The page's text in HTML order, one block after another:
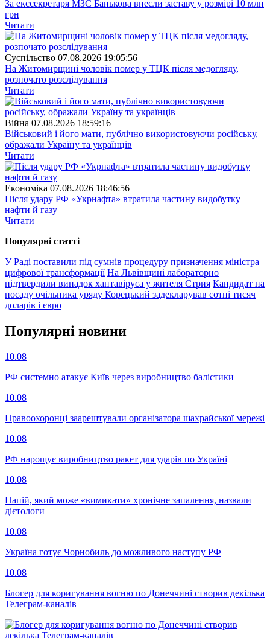
За екссекретаря МЗС Банькова внесли заставу у розмірі 10 млн
грн
Читати
Суспiльство 07.08.2026 19:05:56
На Житомирщині чоловік помер у ТЦК після медогляду,
розпочато розслідування
Читати
Війна 07.08.2026 18:59:16
Військовий і його мати, публічно використовуючи російську,
ображали Україну та українців
Читати
Економіка 07.08.2026 18:46:56
Після удару РФ «Укрнафта» втратила частину видобутку
нафти й газу
Читати
Популярнi статтi
У Раді поставили під сумнів процедуру призначення міністра
цифрової трансформації На Львівщині лабораторно
підтвердили випадок хантавіруса у жителя Стрия Кандидат на
посаду очільника уряду Корецький задекларував сотні тисяч
доларів і євро
Популярнi новини
10.08
РФ системно атакує Київ через виробництво балістики
10.08
Правоохоронці заарештували організатора шахрайської мережі
10.08
РФ нарощує виробництво ракет для ударів по Україні
10.08
Напій, який може «вимикати» хронічне запалення, назвали
дієтологи
10.08
Україна готує Чорнобиль до можливого наступу РФ
10.08
Блогер для коригування вогню по Донеччині створив декілька
Телеграм-каналів